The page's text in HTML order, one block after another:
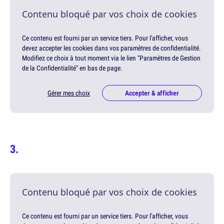
Contenu bloqué par vos choix de cookies
Ce contenu est fourni par un service tiers. Pour l'afficher, vous
devez accepter les cookies dans vos paramètres de confidentialité.
Modifiez ce choix à tout moment via le lien "Paramètres de Gestion
de la Confidentialité" en bas de page.
Gérer mes choix Accepter & afficher
Contenu bloqué par vos choix de cookies
Ce contenu est fourni par un service tiers. Pour l'afficher, vous